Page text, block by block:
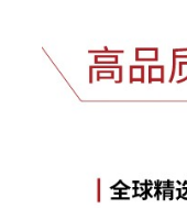
TurboFocus
智能对焦系
T-DEF